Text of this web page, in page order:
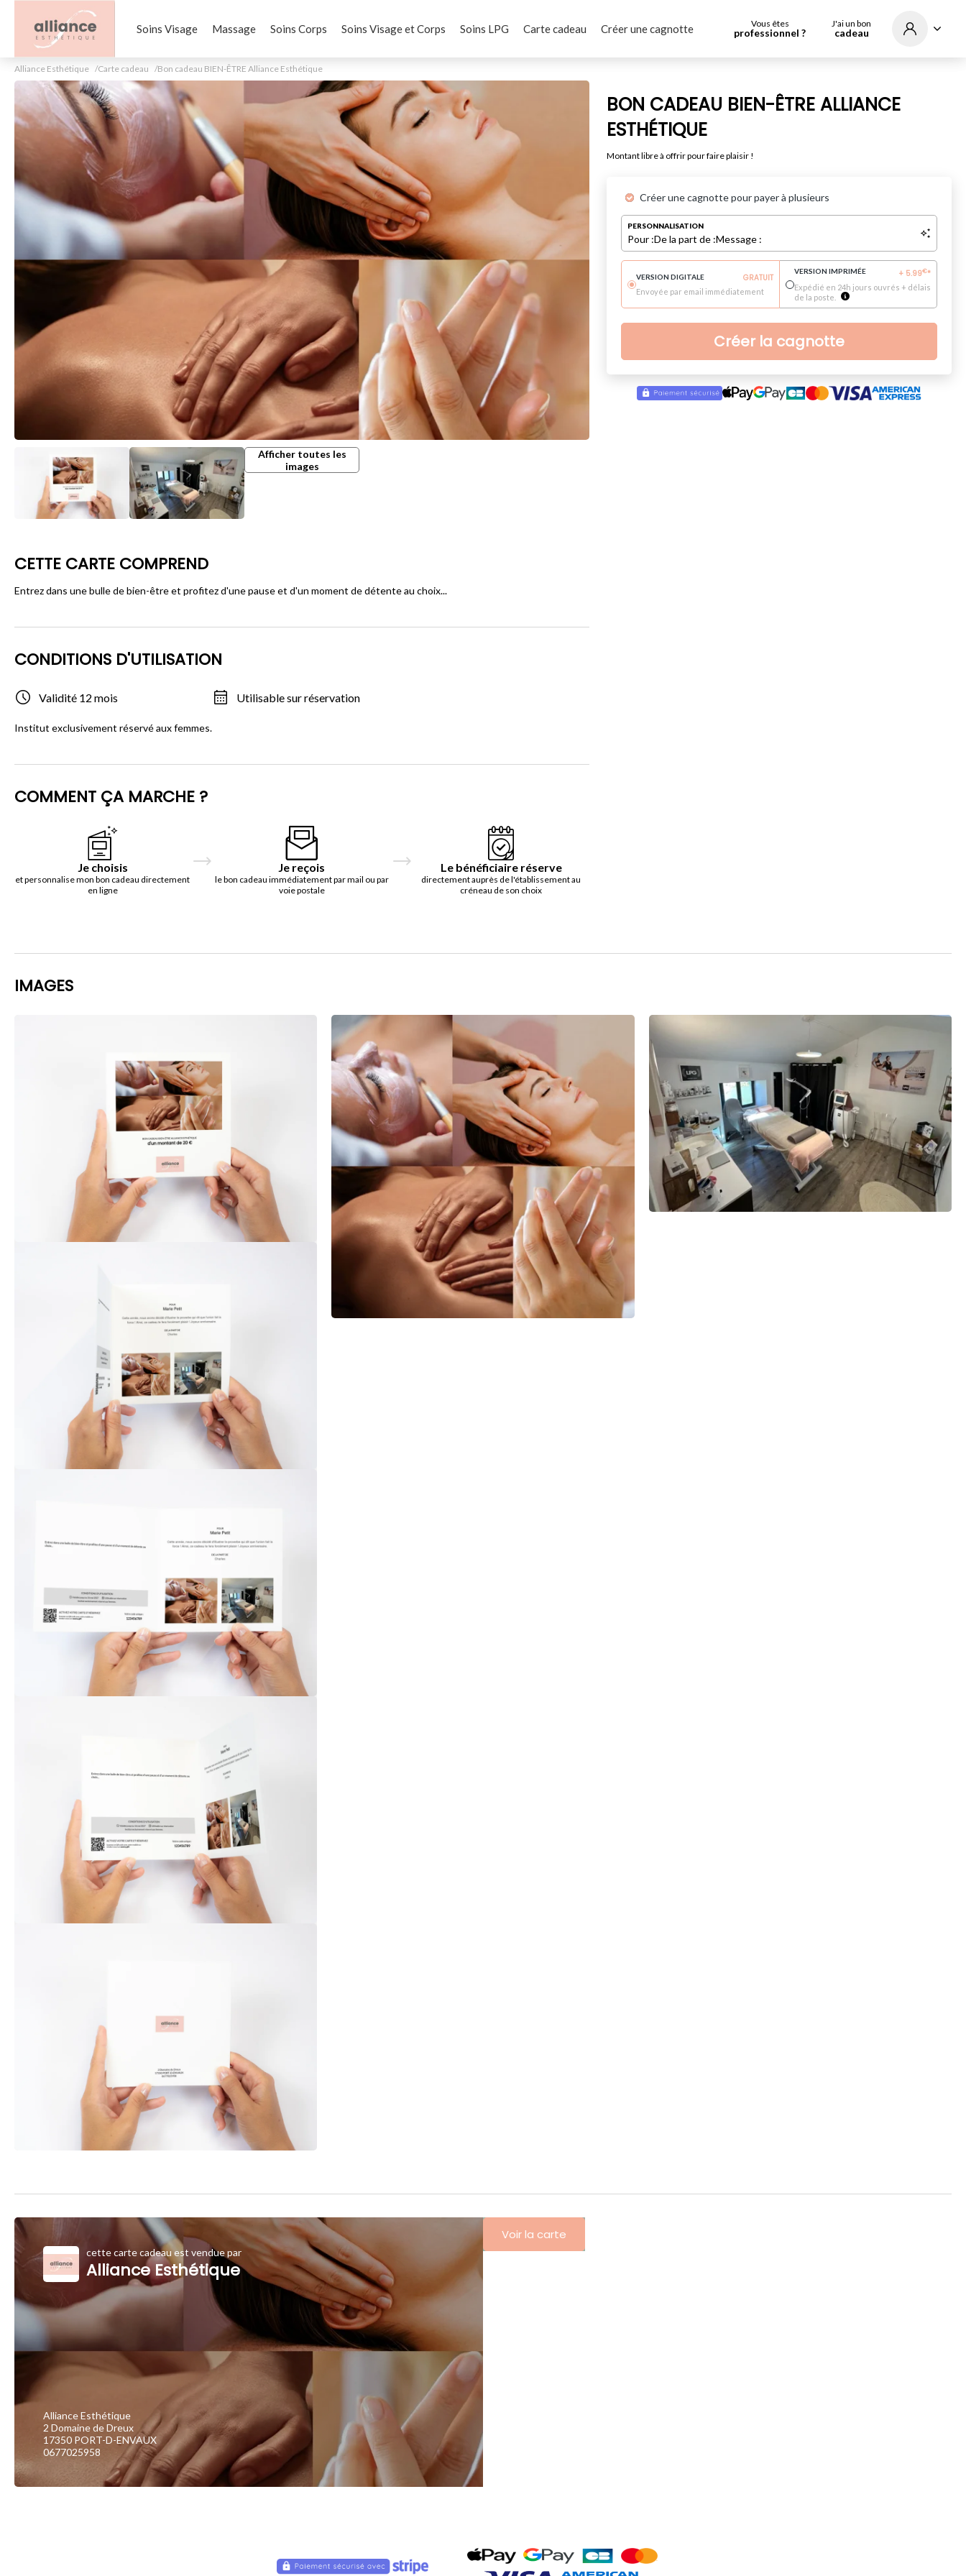
Soins Visage Massage Soins Corps Soins Visage et Corps Soins LPG Carte cadeau Créer une cagnotte Vous êtes
professionnel ?
J'ai un bon
cadeau
Alliance Esthétique Carte cadeau Bon cadeau BIEN-ÊTRE Alliance Esthétique
Afficher toutes les
images
BON CADEAU BIEN-ÊTRE ALLIANCE
ESTHÉTIQUE
Montant libre à offrir pour faire plaisir !
Créer une cagnotte pour payer à plusieurs
PERSONNALISATION
Pour :De la part de :Message :
VERSION DIGITALE GRATUIT
Envoyée par email immédiatement
VERSION IMPRIMÉE + 5.99€*
Expédié en 24h jours ouvrés + délais
de la poste.
Créer la cagnotte
CETTE CARTE COMPREND
Entrez dans une bulle de bien-être et profitez d'une pause et d'un moment de détente au choix...
CONDITIONS D'UTILISATION
Validité 12 mois Utilisable sur réservation
Institut exclusivement réservé aux femmes.
COMMENT ÇA MARCHE ?
Je choisis
et personnalise mon bon cadeau directement
en ligne
Je reçois
le bon cadeau immédiatement par mail ou par
voie postale
Le bénéficiaire réserve
directement auprès de l'établissement au
créneau de son choix
IMAGES
cette carte cadeau est vendue par
Alliance Esthétique
Alliance Esthétique
2 Domaine de Dreux
17350 PORT-D-ENVAUX
0677025958
Voir la carte